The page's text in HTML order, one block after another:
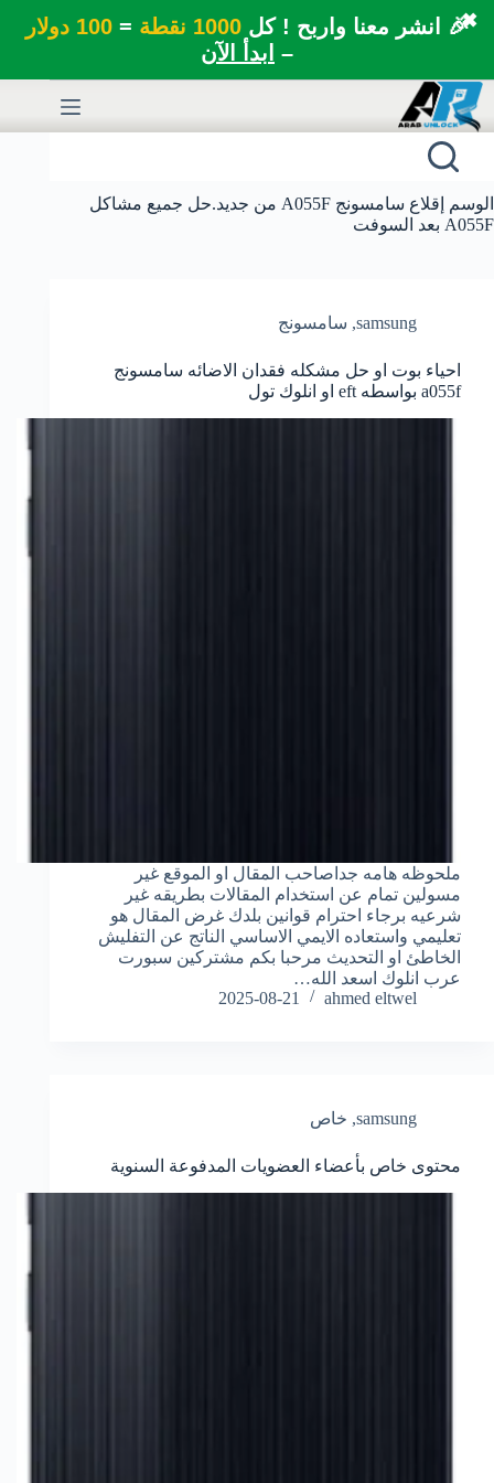
🎉 انشر معنا واربح ! كل1000 نقطة =100 دولار
– ابدأ الآن
✖
التجاوز
إلى
المحتوى
الوسم
إقلاع سامسونج A055F من جديد.حل جميع مشاكل
A055F بعد السوفت
samsung
, سامسونج
احياء بوت او حل مشكله فقدان الاضائه سامسونج
a055f بواسطه eft او انلوك تول
ملحوظه هامه جداصاحب المقال او الموقع غير
مسولين تمام عن استخدام المقالات بطريقه غير
شرعيه برجاء احترام قوانين بلدك غرض المقال هو
تعليمي واستعاده الايمي الاساسي الناتج عن التفليش
الخاطئ او التحديث مرحبا بكم مشتركين سبورت
عرب انلوك اسعد الله…
ahmed eltwel
2025-08-21
samsung
, خاص
محتوى خاص بأعضاء العضويات المدفوعة السنوية